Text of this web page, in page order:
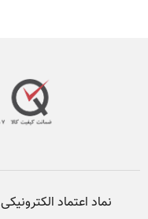
نماد اعتماد الکترونیکی